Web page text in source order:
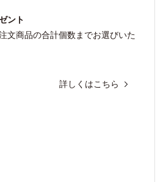
ント
文商品の合計個数までお選びいた
詳しくはこちら